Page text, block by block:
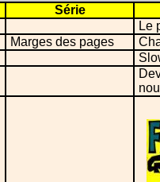
Série
Le
Marges des pages